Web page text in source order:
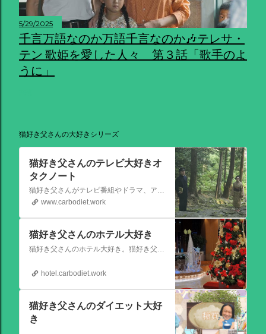
5/29/2025
千言万語なのか万語千言なのか🎶テレサ・
テン 歌姫を愛した人々 第３話「歌手のよ
うに」
猫好き父さんの大好きシリーズ
猫好き父さんのテレビ大好きオ
タクノート
猫好き父さんがテレビ番組やドラマ、アニメ、特撮ヒーロー,そしてダイエットについて書いたブログです。
www.carbodiet.work
猫好き父さんのホテル大好き
hotel.carbodiet.work
猫好き父さんのダイエット大好
き